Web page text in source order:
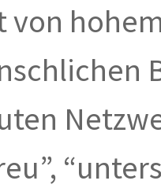
von